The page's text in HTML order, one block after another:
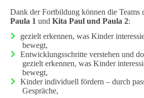
Dank der Fortbildung können die Teams
Paula 1 und Kita Paul und Paula 2:
gezielt erkennen, was Kinder
bewegt,
Entwicklungsschritte verstehen und
gezielt erkennen, was Kinder
bewegt,
Kinder individuell fördern – durch
Gespräche,